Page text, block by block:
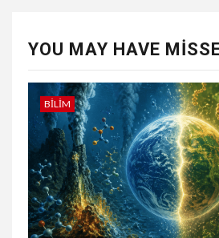
YOU MAY HAVE
BILIM